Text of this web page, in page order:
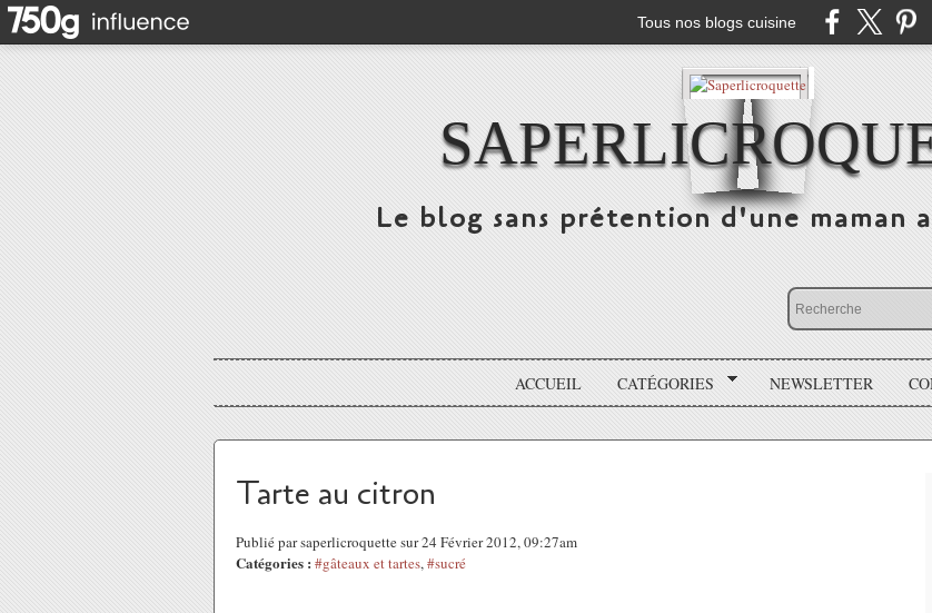
Tous nos blogs cuisine
Le blog sans prétention d'une maman
ACCUEIL CATÉGORIES NEWSLETTER
Tarte au citron
Publié par saperlicroquette sur 24 Février 2012, 09:27am
Catégories : #gâteaux et tartes,#sucré